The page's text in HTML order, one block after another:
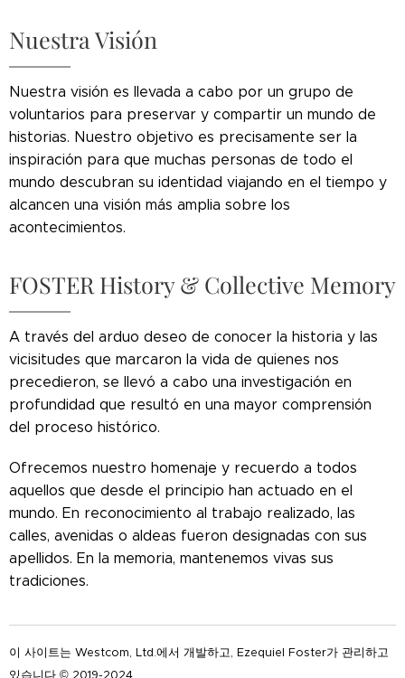
Nuestra Visión
Nuestra visión es llevada a cabo por un grupo de
voluntarios para preservar y compartir un mundo de
historias. Nuestro objetivo es precisamente ser la
inspiración para que muchas personas de todo el
mundo descubran su identidad viajando en el tiempo y
alcancen una visión más amplia sobre los
acontecimientos.
FOSTER History & Collective Memory
A través del arduo deseo de conocer la historia y las
vicisitudes que marcaron la vida de quienes nos
precedieron, se llevó a cabo una investigación en
profundidad que resultó en una mayor comprensión
del proceso histórico.
Ofrecemos nuestro homenaje y recuerdo a todos
aquellos que desde el principio han actuado en el
mundo. En reconocimiento al trabajo realizado, las
calles, avenidas o aldeas fueron designadas con sus
apellidos. En la memoria, mantenemos vivas sus
tradiciones.
이 사이트는 Westcom, Ltd.에서 개발하고, Ezequiel Foster가 관리하고